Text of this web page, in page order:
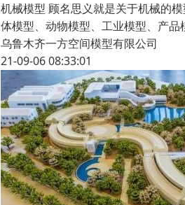
机械模型 顾名思义就是关于机械的
体模型、动物模型、工业模型、产
乌鲁木齐一方空间模型有限公司
21-09-06 08:33:01